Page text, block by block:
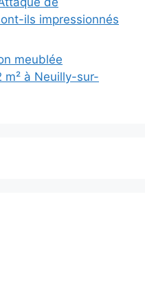
ils impressionnés
meublée
m² à Neuilly-sur-